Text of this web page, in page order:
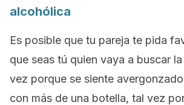
alcohólica
Es posible que tu pareja te pida
que seas tú quien vaya a buscar
vez porque se siente
con más de una botella, tal vez